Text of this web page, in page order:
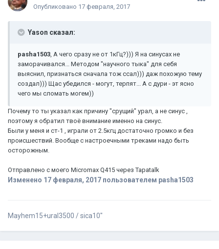
Опубликовано 17 февраля, 2017
Yason сказал:
pasha1503, А чего сразу не от 1кГц?))) Я на синусах не
заморачивался... Методом "научного тыка" для себя
выяснил, признаться сначала тож ссал))) даж похожую тему
создал))) Щас убедился - могут, терпят... А с дури - эт ясно
чего мы сломать могем))
Почему то ты указал как причину "срущий" урал, а не синус ,
поэтому я обратил твоё внимание именно на синус.
Были у меня и ст-1 , играли от 2.5кгц достаточно громко и без
происшествий. Вообще с настроечными треками надо быть
осторожным.
Отправлено с моего Micromax Q415 через Tapatalk
Изменено 17 февраля, 2017 пользователем pasha1503
Mayhem15+ural3500 / sica10"